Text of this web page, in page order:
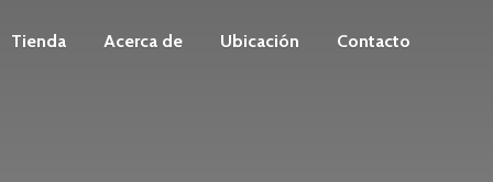
Tienda Acerca de Ubicación Contacto